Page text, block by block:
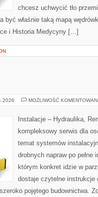
chcesz uchwycić tło
być właśnie taką mapą
i Historia Medycyny […]
2026 MOŻLIWOŚĆ
Instalacje – Hydraulika,
kompleksowy serwis dla
temat systemów
drobnych napraw po
którym konkret idzie w
dostaje czytelne instrukcje
pojętego budownictwa.